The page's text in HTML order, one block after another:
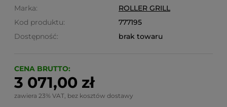
Marka:
ROLLER GRILL
Kod produktu:
777195
Dostępność:
brak towaru
CENA BRUTTO:
3 071,00 zł
zawiera 23% VAT, bez kosztów dostawy